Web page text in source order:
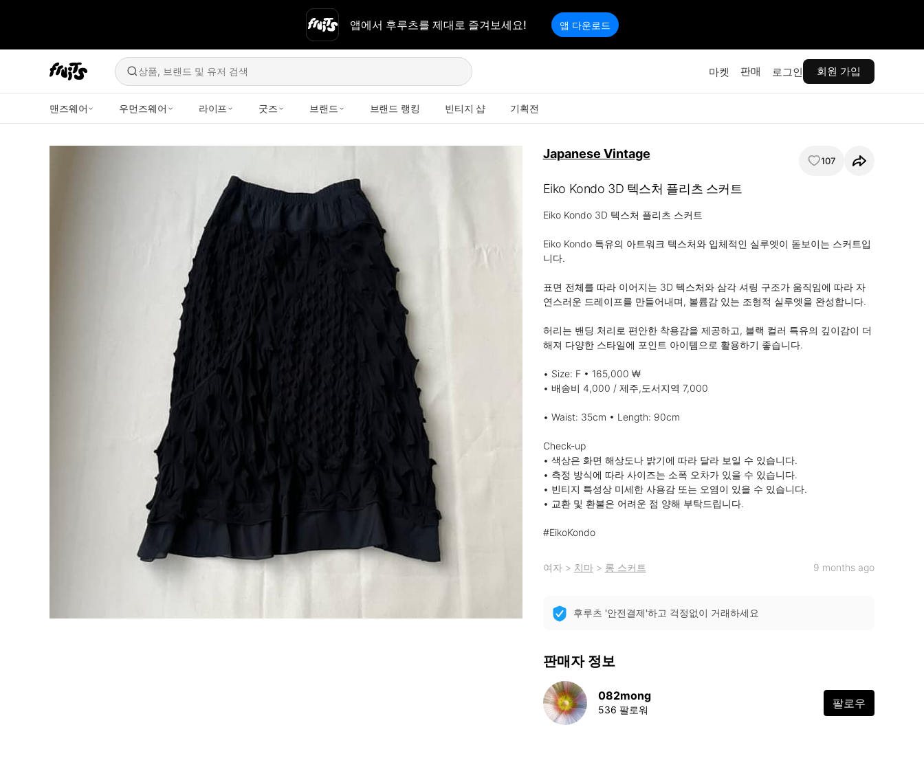
앱에서 후루츠를 제대로 즐겨보세요! 앱 다운로드
상품, 브랜드 및 유저 검색 마켓 판매 로그인 회원 가입
맨즈웨어 우먼즈웨어 라이프 굿즈 브랜드 브랜드 랭킹 빈티지 샵 기획전
Japanese Vintage 107
Eiko Kondo 3D 텍스처 플리츠 스커트
Eiko Kondo 3D 텍스처 플리츠 스커트
Eiko Kondo 특유의 아트워크 텍스처와 입체적인 실루엣이 돋보이는 스커트입
니다.
표면 전체를 따라 이어지는 3D 텍스처와 삼각 셔링 구조가 움직임에 따라 자
연스러운 드레이프를 만들어내며, 볼륨감 있는 조형적 실루엣을 완성합니다.
허리는 밴딩 처리로 편안한 착용감을 제공하고, 블랙 컬러 특유의 깊이감이 더
해져 다양한 스타일에 포인트 아이템으로 활용하기 좋습니다.
• Size: F • 165,000 ₩
• 배송비 4,000 / 제주,도서지역 7,000
• Waist: 35cm • Length: 90cm
Check-up
• 색상은 화면 해상도나 밝기에 따라 달라 보일 수 있습니다.
• 측정 방식에 따라 사이즈는 소폭 오차가 있을 수 있습니다.
• 빈티지 특성상 미세한 사용감 또는 오염이 있을 수 있습니다.
• 교환 및 환불은 어려운 점 양해 부탁드립니다.
#EikoKondo
여자> 치마> 롱 스커트 9 months ago
후루츠 '안전결제'하고 걱정없이 거래하세요
판매자 정보
082mong
536 팔로워 팔로우